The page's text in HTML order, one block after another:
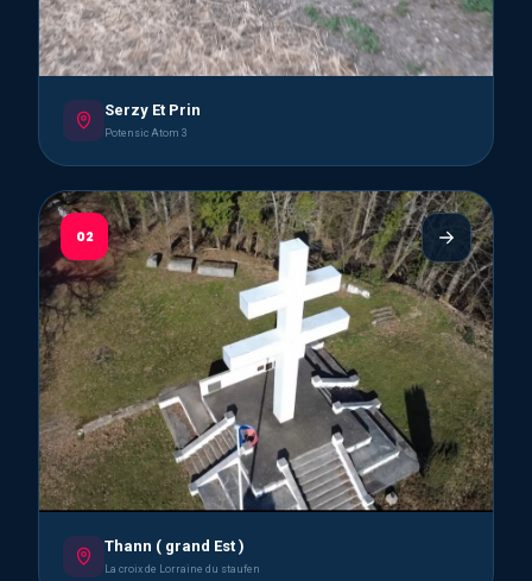
Serzy Et Prin
Potensic Atom 3
02
Thann ( grand Est )
La croix de Lorraine du staufen